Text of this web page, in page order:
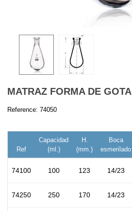
MATRAZ FORMA DE GOTA
Reference: 74050
Ref
Capacidad
(ml.)
H.
(mm.)
Boca
esmerilado
74100 100 123 14/23
74250 250 170 14/23